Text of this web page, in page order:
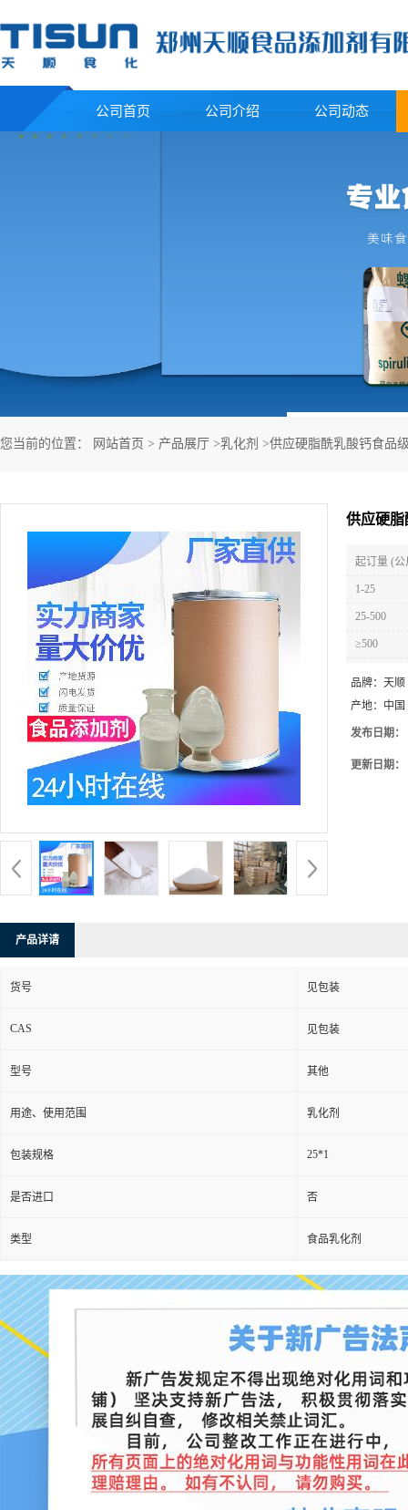
公司首页 公司介绍 公司动态
您当前的位置： 网站首页 > 产品展厅 >乳化剂 >供应硬脂酰乳酸钙食品
供应硬
起订量 (公
1-25
25-500
≥500
品牌： 天顺
产地： 中
发布日期：
更新日期：
产品详请
货号 见包装
CAS 见包装
型号 其他
用途、使用范围 乳化剂
包装规格 25*1
是否进口 否
类型 食品乳化剂